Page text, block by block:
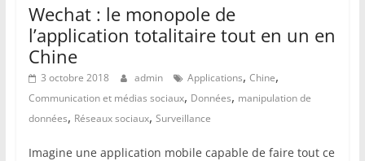
Wechat : le monopole de
l’application totalitaire tout en un en
Chine
3 octobre 2018 admin Applications, Chine,
Communication et médias sociaux, Données, manipulation de
données, Réseaux sociaux, Surveillance
Imagine une application mobile capable de faire tout ce